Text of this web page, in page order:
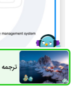
راه های ارتباطی